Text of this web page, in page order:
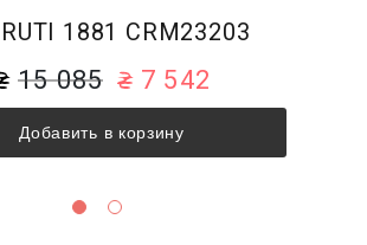
1881 CRM23203
15 085 7 542
Добавить в корзину